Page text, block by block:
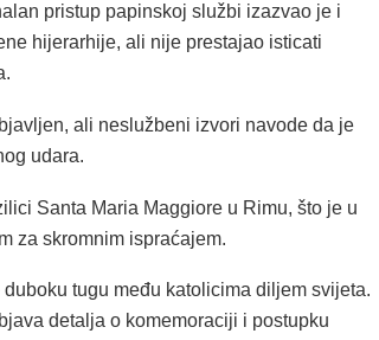
pristup papinskoj službi izazvao je i
hijerarhije, ali nije prestajao isticati
ali neslužbeni izvori navode da je
udara.
Santa Maria Maggiore u Rimu, što je u
za skromnim ispraćajem.
tugu među katolicima diljem svijeta.
detalja o komemoraciji i postupku